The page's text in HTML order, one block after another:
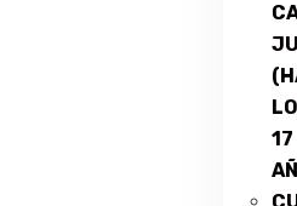
17